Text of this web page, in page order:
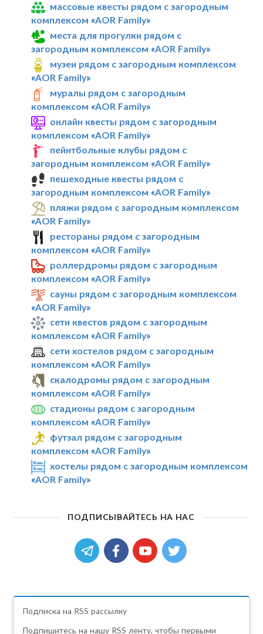
массовые квесты рядом с загородным
комплексом «AOR Family»
места для прогулки рядом с
загородным комплексом «AOR Family»
музеи рядом с загородным комплексом
«AOR Family»
муралы рядом с загородным
комплексом «AOR Family»
онлайн квесты рядом с загородным
комплексом «AOR Family»
пейнтбольные клубы рядом с
загородным комплексом «AOR Family»
пешеходные квесты рядом с
загородным комплексом «AOR Family»
пляжи рядом с загородным комплексом
«AOR Family»
рестораны рядом с загородным
комплексом «AOR Family»
роллердромы рядом с загородным
комплексом «AOR Family»
сауны рядом с загородным комплексом
«AOR Family»
сети квестов рядом с загородным
комплексом «AOR Family»
сети хостелов рядом с загородным
комплексом «AOR Family»
скалодромы рядом с загородным
комплексом «AOR Family»
стадионы рядом с загородным
комплексом «AOR Family»
футзал рядом с загородным
комплексом «AOR Family»
хостелы рядом с загородным комплексом
«AOR Family»
ПОДПИСЫВАЙТЕСЬ НА НАС
Подписка на RSS рассылку
Подпишитесь на нашу RSS ленту, чтобы первыми